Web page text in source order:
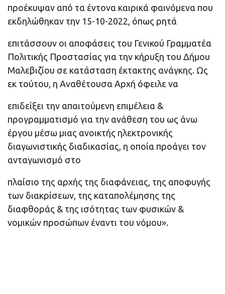
προέκυψαν από τα έντονα καιρικά φαινόμενα που
εκδηλώθηκαν την 15-10-2022, όπως ρητά
επιτάσσουν οι αποφάσεις του Γενικού Γραμματέα
Πολιτικής Προστασίας για την κήρυξη του Δήμου
Μαλεβιζίου σε κατάσταση έκτακτης ανάγκης. Ως
εκ τούτου, η Αναθέτουσα Αρχή όφειλε να
επιδείξει την απαιτούμενη επιμέλεια &
προγραμματισμό για την ανάθεση του ως άνω
έργου μέσω μιας ανοικτής ηλεκτρονικής
διαγωνιστικής διαδικασίας, η οποία προάγει τον
ανταγωνισμό στο
πλαίσιο της αρχής της διαφάνειας, της αποφυγής
των διακρίσεων, της καταπολέμησης της
διαφθοράς & της ισότητας των φυσικών &
νομικών προσώπων έναντι του νόμου».